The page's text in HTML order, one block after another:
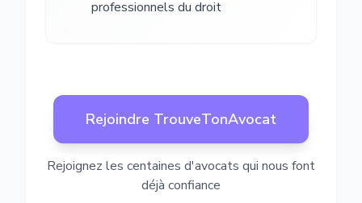
professionnels du droit
Rejoindre TrouveTonAvocat
Rejoignez les centaines d'avocats qui nous font
déjà confiance